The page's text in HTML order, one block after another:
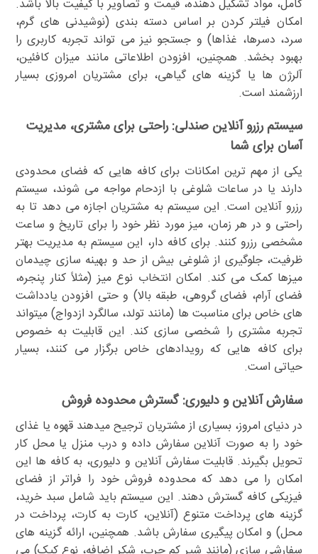
کامل، مواد تشکیل دهنده، قیمت و تصاویر با کیفیت بالا باشد.
امکان فیلتر کردن بر اساس دسته بندی (نوشیدنی های گرم،
سرد، دسرها، غذاها) و جستجو نیز می تواند تجربه کاربری را
بهبود بخشد. همچنین، افزودن اطلاعاتی مانند میزان کافئین،
آلرژن ها یا گزینه های گیاهی، برای مشتریان امروزی بسیار
ارزشمند است.
سیستم رزرو آنلاین صندلی: راحتی برای مشتری، مدیریت
آسان برای شما
یکی از مهم ترین امکانات برای کافه هایی که فضای محدودی
دارند یا در ساعات شلوغی با ازدحام مواجه می شوند، سیستم
رزرو آنلاین است. این سیستم به مشتریان اجازه می دهد تا به
راحتی و در هر زمان، میز مورد نظر خود را برای تاریخ و ساعت
مشخصی رزرو کنند. برای کافه دار، این سیستم به مدیریت بهتر
ظرفیت، جلوگیری از شلوغی بیش از حد و بهینه سازی چیدمان
میزها کمک می کند. امکان انتخاب نوع میز (مثلاً کنار پنجره،
فضای آرام، فضای گروهی، طبقه بالا) و حتی افزودن یادداشت
های خاص برای مناسبت ها (مانند تولد، سالگرد ازدواج) میتواند
تجربه مشتری را شخصی سازی کند. این قابلیت به خصوص
برای کافه هایی که رویدادهای خاص برگزار می کنند، بسیار
حیاتی است.
سفارش آنلاین و دلیوری: گسترش محدوده فروش
در دنیای امروز، بسیاری از مشتریان ترجیح میدهند قهوه یا غذای
خود را به صورت آنلاین سفارش داده و درب منزل یا محل کار
تحویل بگیرند. قابلیت سفارش آنلاین و دلیوری، به کافه ها این
امکان را می دهد که محدوده فروش خود را فراتر از فضای
فیزیکی کافه گسترش دهند. این سیستم باید شامل سبد خرید،
گزینه های پرداخت متنوع (آنلاین، کارت به کارت، پرداخت در
محل) و امکان پیگیری سفارش باشد. همچنین، ارائه گزینه های